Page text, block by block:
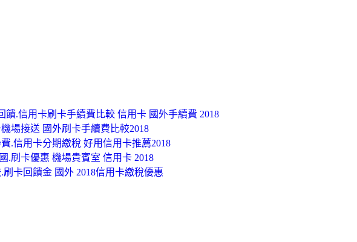
饋.信用卡刷卡手續費比較 信用卡 國外手續費 2018
場接送 國外刷卡手續費比較2018
.信用卡分期繳稅 好用信用卡推薦2018
.刷卡優惠 機場貴賓室 信用卡 2018
卡回饋金 國外 2018信用卡繳稅優惠